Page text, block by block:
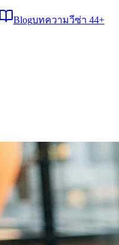
Blogบทความวีซ่า 44+